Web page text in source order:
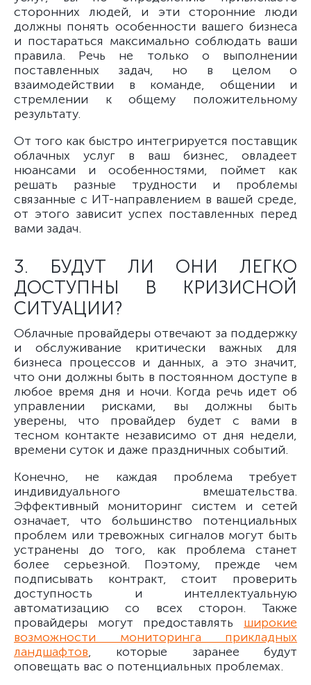
сторонних людей, и эти сторонние люди
должны понять особенности вашего бизнеса
и постараться максимально соблюдать ваши
правила. Речь не только о выполнении
поставленных задач, но в целом о
взаимодействии в команде, общении и
стремлении к общему положительному
результату.
От того как быстро интегрируется поставщик
облачных услуг в ваш бизнес, овладеет
нюансами и особенностями, поймет как
решать разные трудности и проблемы
связанные с ИТ-направлением в вашей среде,
от этого зависит успех поставленных перед
вами задач.
3. БУДУТ ЛИ ОНИ ЛЕГКО
ДОСТУПНЫ В КРИЗИСНОЙ
СИТУАЦИИ?
Облачные провайдеры отвечают за поддержку
и обслуживание критически важных для
бизнеса процессов и данных, а это значит,
что они должны быть в постоянном доступе в
любое время дня и ночи. Когда речь идет об
управлении рисками, вы должны быть
уверены, что провайдер будет с вами в
тесном контакте независимо от дня недели,
времени суток и даже праздничных событий.
Конечно, не каждая проблема требует
индивидуального вмешательства.
Эффективный мониторинг систем и сетей
означает, что большинство потенциальных
проблем или тревожных сигналов могут быть
устранены до того, как проблема станет
более серьезной. Поэтому, прежде чем
подписывать контракт, стоит проверить
доступность и интеллектуальную
автоматизацию со всех сторон. Также
провайдеры могут предоставлять широкие
возможности мониторинга прикладных
ландшафтов, которые заранее будут
оповещать вас о потенциальных проблемах.